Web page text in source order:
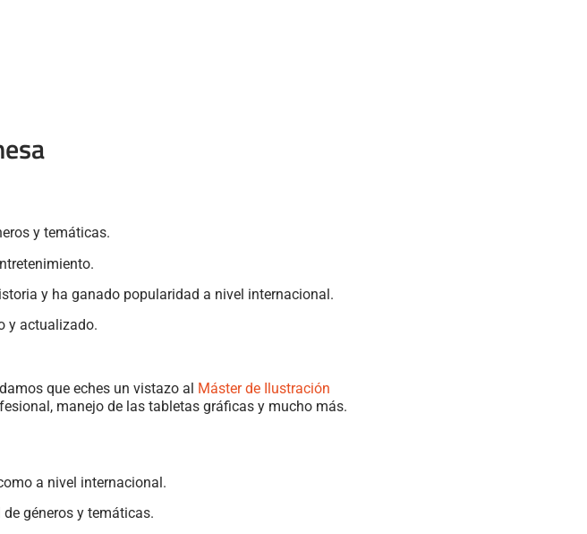
y temáticas.
y ha ganado popularidad a nivel internacional.
y actualizado.
que eches un vistazo al Máster de Ilustración
manejo de las tabletas gráficas y mucho más.
a nivel internacional.
géneros y temáticas.